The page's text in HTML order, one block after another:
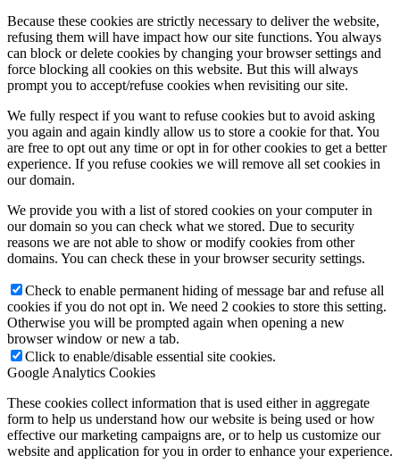
Because these cookies are strictly necessary to deliver the website,
refusing them will have impact how our site functions. You always
can block or delete cookies by changing your browser settings and
force blocking all cookies on this website. But this will always
prompt you to accept/refuse cookies when revisiting our site.
We fully respect if you want to refuse cookies but to avoid asking
you again and again kindly allow us to store a cookie for that. You
are free to opt out any time or opt in for other cookies to get a better
experience. If you refuse cookies we will remove all set cookies in
our domain.
We provide you with a list of stored cookies on your computer in
our domain so you can check what we stored. Due to security
reasons we are not able to show or modify cookies from other
domains. You can check these in your browser security settings.
Check to enable permanent hiding of message bar and refuse all
cookies if you do not opt in. We need 2 cookies to store this setting.
Otherwise you will be prompted again when opening a new
browser window or new a tab.
Click to enable/disable essential site cookies.
Google Analytics Cookies
These cookies collect information that is used either in aggregate
form to help us understand how our website is being used or how
effective our marketing campaigns are, or to help us customize our
website and application for you in order to enhance your experience.